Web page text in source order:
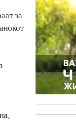
за